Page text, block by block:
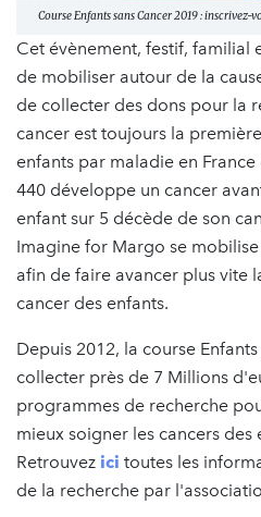
Course Enfants sans Cancer 2019 : inscrivez-
Cet évènement, festif, familial
de mobiliser autour de la
de collecter des dons pour la
cancer est toujours la
enfants par maladie en
440 développe un cancer
enfant sur 5 décède de son
Imagine for Margo se
afin de faire avancer plus vite
cancer des enfants.
Depuis 2012, la course
collecter près de 7 Millions
programmes de recherche
mieux soigner les cancers des
Retrouvez ici toutes les
de la recherche par